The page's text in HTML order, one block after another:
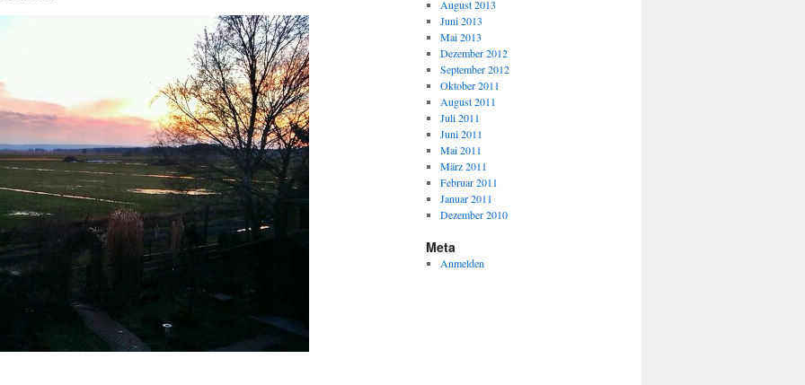
August 2013
Juni 2013
Mai 2013
Dezember 2012
September 2012
Oktober 2011
August 2011
Juli 2011
Juni 2011
Mai 2011
März 2011
Februar 2011
Januar 2011
Dezember 2010
Meta
Anmelden